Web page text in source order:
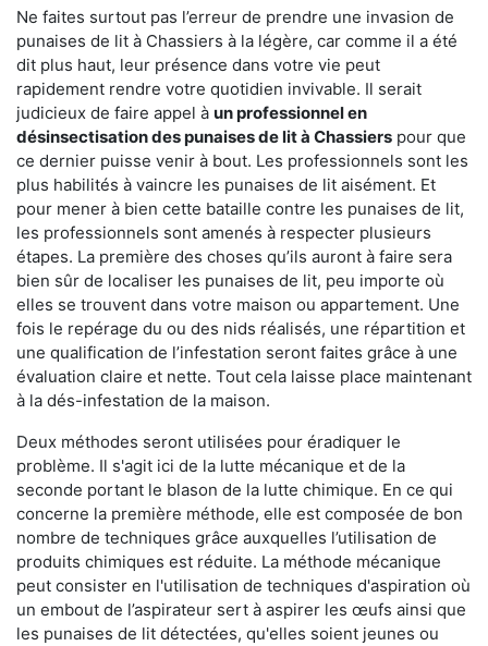
Ne faites surtout pas l’erreur de prendre une invasion de
punaises de lit à Chassiers à la légère, car comme il a été
dit plus haut, leur présence dans votre vie peut
rapidement rendre votre quotidien invivable. Il serait
judicieux de faire appel à un professionnel en
désinsectisation des punaises de lit à Chassiers pour que
ce dernier puisse venir à bout. Les professionnels sont les
plus habilités à vaincre les punaises de lit aisément. Et
pour mener à bien cette bataille contre les punaises de lit,
les professionnels sont amenés à respecter plusieurs
étapes. La première des choses qu’ils auront à faire sera
bien sûr de localiser les punaises de lit, peu importe où
elles se trouvent dans votre maison ou appartement. Une
fois le repérage du ou des nids réalisés, une répartition et
une qualification de l’infestation seront faites grâce à une
évaluation claire et nette. Tout cela laisse place maintenant
à la dés-infestation de la maison.
Deux méthodes seront utilisées pour éradiquer le
problème. Il s'agit ici de la lutte mécanique et de la
seconde portant le blason de la lutte chimique. En ce qui
concerne la première méthode, elle est composée de bon
nombre de techniques grâce auxquelles l’utilisation de
produits chimiques est réduite. La méthode mécanique
peut consister en l'utilisation de techniques d'aspiration où
un embout de l’aspirateur sert à aspirer les œufs ainsi que
les punaises de lit détectées, qu'elles soient jeunes ou